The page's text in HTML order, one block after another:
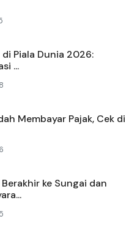
Piala Dunia 2026:
...
Membayar Pajak, Cek di
ke Sungai dan